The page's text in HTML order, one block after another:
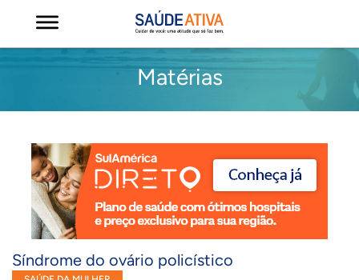
Matérias
Síndrome do ovário policístico